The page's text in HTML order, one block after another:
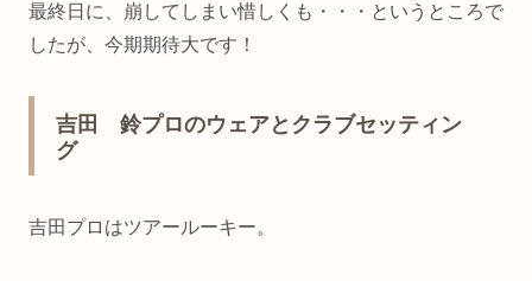
最終日に、崩してしまい惜しくも・・・というところで
したが、今期期待大です！
吉田 鈴プロのウェアとクラブセッティン
グ
吉田プロはツアールーキー。